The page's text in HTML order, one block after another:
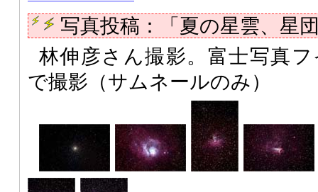
写真投稿：「夏の星雲、星
林伸彦さん撮影。富士写真フ
で撮影（サムネールのみ）